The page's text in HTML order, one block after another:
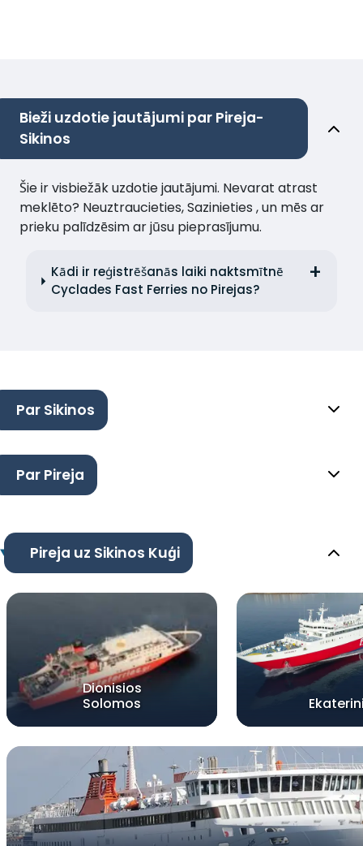
Bieži uzdotie jautājumi par Pireja-
Sikinos
Šie ir visbiežāk uzdotie jautājumi. Nevarat atrast
meklēto? Neuztraucieties, Sazinieties , un mēs ar
prieku palīdzēsim ar jūsu pieprasījumu.
Kādi ir reģistrēšanās laiki naktsmītnē
Cyclades Fast Ferries no Pirejas?
Par Sikinos
Par Pireja
Pireja uz Sikinos Kuģi
Dionisios
Solomos